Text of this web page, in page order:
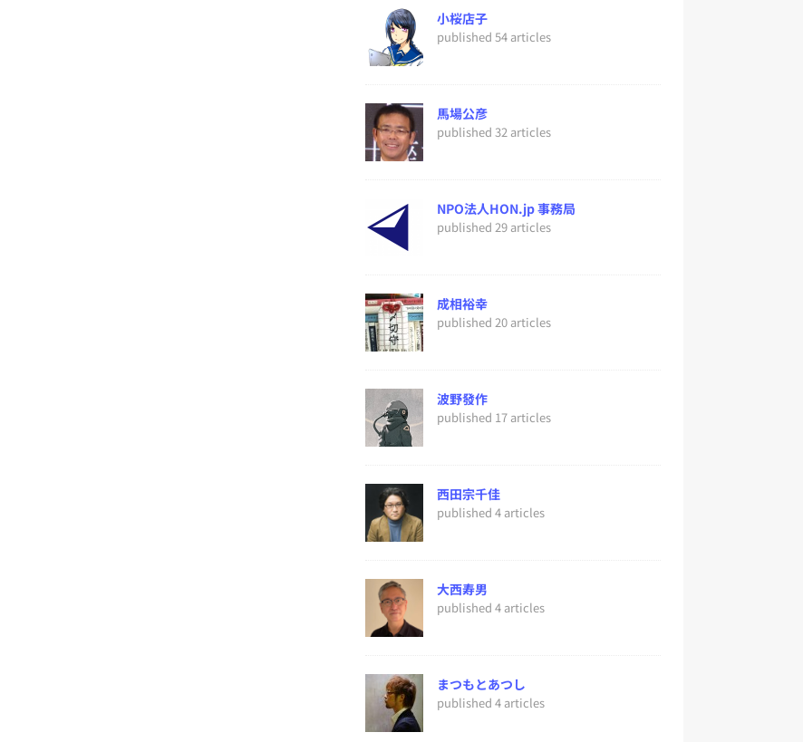
小桜店子
published 54 articles
馬場公彦
published 32 articles
NPO法人HON.jp 事務局
published 29 articles
成相裕幸
published 20 articles
波野發作
published 17 articles
西田宗千佳
published 4 articles
大西寿男
published 4 articles
まつもとあつし
published 4 articles